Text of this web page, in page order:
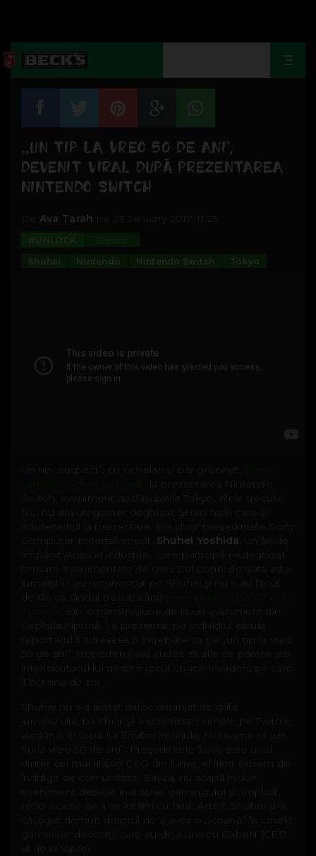
„UN TIP LA VREO 50 DE ANI”,
DEVENIT VIRAL DUPĂ PREZENTAREA
NINTENDO SWITCH
Ava Tarah pe 23 January 2017, 11:23
#UNLOCK
Games
Shuhei
Nintendo Nintendo Switch Tokyo
Un tip „suspect”, cu ochelari şi păr grizonat,
la prezentarea Nintendo
Switch, eveniment desfăşurat la Tokyo, zilele trecute.
Nu, nu era un gamer deghizat. Şi nici tatăl care-şi
adusese fiul la prezentare. Era chiar preşedintele Sony
Computer Entertainment, Shuhei Yoshida , un fel de
Împărat Roşu al industriei, care participă nedeghizat
la toate evenimentele de gen. Cel puţin, de data asta,
jurnaliştii l-au recunoscut pe Shuhei şi nu s-au făcut
de râs ca rândul trecut, când
, într-o transmisiune de la un eveniment din
Capitala niponă, l-a prezentat pe individiul căruia
reporterul îi adresase o întrebare ca pe „un tip la vreo
50 de ani”. Reporterul era curios să afle ce părere are
interlocutorul lui despre jocul Space Invaders pe care
îl butona de zor...
Shuhei nu s-a arătat deloc deranjat de gafa
jurnalistului, ba chiar şi-a schimbat numele pe Twitter,
alegând, în locul lui Shuhei Yoshida, nickname-ul „un
tip la vreo 50 de ani”. Preşedintele Sony este unul
dintre cei mai atipici CEO din lume, el fiind extrem de
îndrăgit de comunitate. Başca, nu scapă niciun
eveniment dedicat industriei gamingului şi, implicit,
nicio ocazie de a se întâlni cu fanii. Astfel, Shuhei şi-a
câştigat demult dreptul de a avea o „icoană” în casele
gamerilor dedicaţi, care au deja una cu GabeN (CEO-
ul de la Valve).